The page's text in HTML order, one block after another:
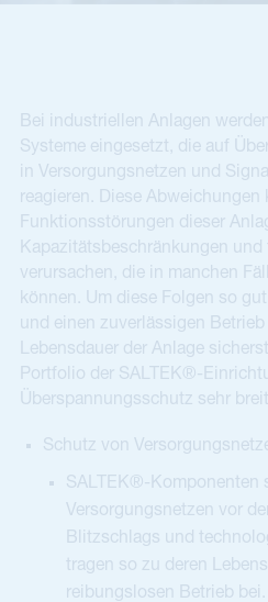
Bei industriellen Anlagen
Systeme eingesetzt, die auf
in Versorgungsnetzen und
reagieren. Diese Abweichungen
Funktionsstörungen dieser
Kapazitätsbeschränkungen und
verursachen, die in manchen
können. Um diese Folgen so
und einen zuverlässigen
Lebensdauer der Anlage
Portfolio der SALTEK®-
Überspannungsschutz sehr
Schutz von
SALTEK®-Komponenten
Versorgungsnetzen vor
Blitzschlags und
tragen so zu deren
reibungslosen Betrieb bei.